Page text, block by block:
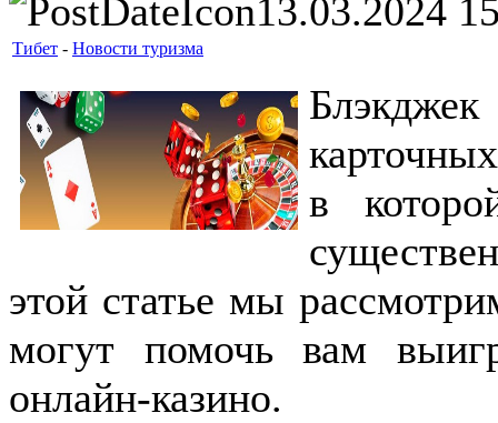
13.03.2024
Тибет - Новости туризма
в
этой статье мы
могут помочь вам
онлайн-казино.